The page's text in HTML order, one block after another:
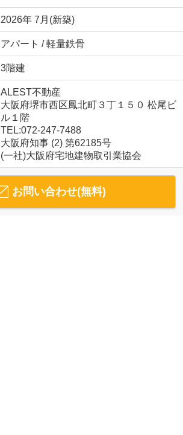
2026年 7月(新築)
アパート / 軽量鉄骨
3階建
ALEST不動産
大阪府堺市西区鳳北町３丁１５０ 松尾ビ
ル１階
TEL:072-247-7488
大阪府知事 (2) 第62185号
(一社)大阪府宅地建物取引業協会
お問い合わせ(無料)